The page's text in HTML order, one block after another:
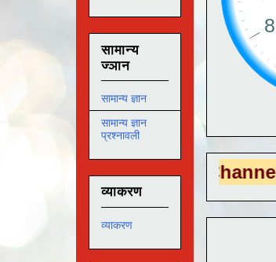
या You Tube Channel लाभेट
सामान्य
ज्ञान
सामान्य ज्ञान
सामान्य ज्ञान
प्रश्नावली
व्याकरण
व्याकरण